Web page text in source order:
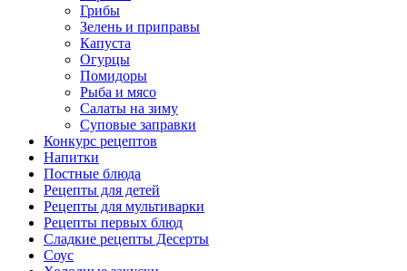
Грибы
Зелень и приправы
Капуста
Огурцы
Помидоры
Рыба и мясо
Салаты на зиму
Суповые заправки
Конкурс рецептов
Напитки
Постные блюда
Рецепты для детей
Рецепты для мультиварки
Рецепты первых блюд
Сладкие рецепты Десерты
Соус